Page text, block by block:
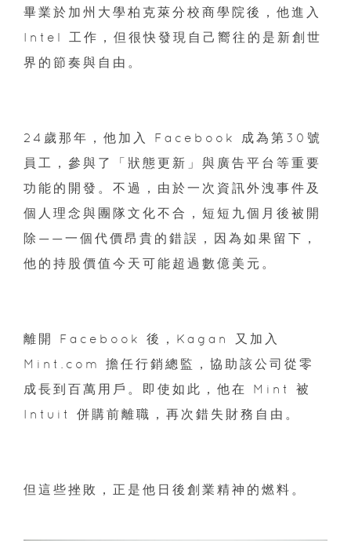
畢業於加州大學柏克萊分校商學院後，他進入
Intel 工作，但很快發現自己嚮往的是新創世
界的節奏與自由。
24歲那年，他加入 Facebook 成為第30號
員工，參與了「狀態更新」與廣告平台等重要
功能的開發。不過，由於一次資訊外洩事件及
個人理念與團隊文化不合，短短九個月後被開
除——一個代價昂貴的錯誤，因為如果留下，
他的持股價值今天可能超過數億美元。
離開 Facebook 後，Kagan 又加入
Mint.com 擔任行銷總監，協助該公司從零
成長到百萬用戶。即使如此，他在 Mint 被
Intuit 併購前離職，再次錯失財務自由。
但這些挫敗，正是他日後創業精神的燃料。